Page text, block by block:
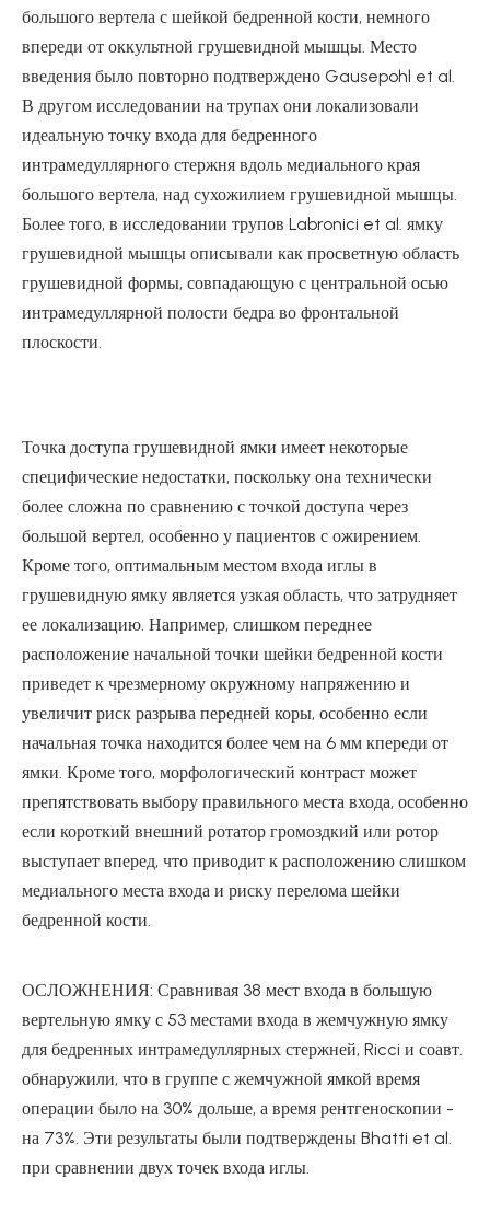
большого вертела с шейкой бедренной кости, немного
впереди от оккультной грушевидной мышцы. Место
введения было повторно подтверждено Gausepohl et al.
В другом исследовании на трупах они локализовали
идеальную точку входа для бедренного
интрамедуллярного стержня вдоль медиального края
большого вертела, над сухожилием грушевидной мышцы.
Более того, в исследовании трупов Labronici et al. ямку
грушевидной мышцы описывали как просветную область
грушевидной формы, совпадающую с центральной осью
интрамедуллярной полости бедра во фронтальной
плоскости.
Точка доступа грушевидной ямки имеет некоторые
специфические недостатки, поскольку она технически
более сложна по сравнению с точкой доступа через
большой вертел, особенно у пациентов с ожирением.
Кроме того, оптимальным местом входа иглы в
грушевидную ямку является узкая область, что затрудняет
ее локализацию. Например, слишком переднее
расположение начальной точки шейки бедренной кости
приведет к чрезмерному окружному напряжению и
увеличит риск разрыва передней коры, особенно если
начальная точка находится более чем на 6 мм кпереди от
ямки. Кроме того, морфологический контраст может
препятствовать выбору правильного места входа, особенно
если короткий внешний ротатор громоздкий или ротор
выступает вперед, что приводит к расположению слишком
медиального места входа и риску перелома шейки
бедренной кости.
ОСЛОЖНЕНИЯ: Сравнивая 38 мест входа в большую
вертельную ямку с 53 местами входа в жемчужную ямку
для бедренных интрамедуллярных стержней, Ricci и соавт.
обнаружили, что в группе с жемчужной ямкой время
операции было на 30% дольше, а время рентгеноскопии -
на 73%. Эти результаты были подтверждены Bhatti et al.
при сравнении двух точек входа иглы.